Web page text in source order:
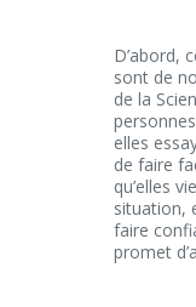
D’abord,
sont de
de la
elles
de faire
qu’elles
situation,
faire
promet